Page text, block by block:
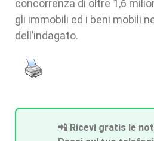
concorrenza di oltre 1,6
gli immobili ed i beni mobili
dell’indagato.
📲 Ricevi gratis le